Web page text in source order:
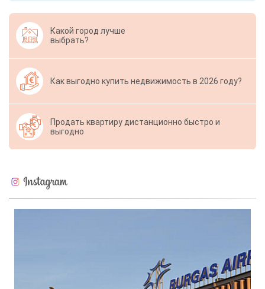
Какой город лучше
выбрать?
Как выгодно купить недвижимость в 2026 году?
Продать квартиру дистанционно быстро и
выгодно